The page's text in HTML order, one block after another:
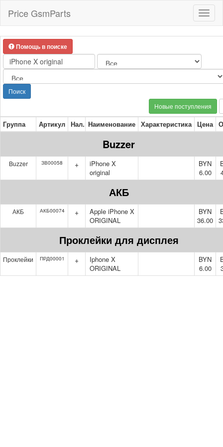
Price GsmParts
Помощь в поиске
Поиск
Новые поступления
Группа Артикул Нал. Наименование Характеристика Цена
Buzzer
Buzzer ЗВ00058 +
iPhone X
original
BYN
6.00
АКБ
АКБ АКБ00074 +
Apple iPhone X
ORIGINAL
BYN
36.00
Проклейки для дисплея
Проклейки ПРД00001 +
Iphone X
ORIGINAL
BYN
6.00